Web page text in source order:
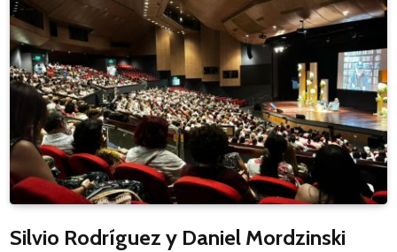
Silvio Rodríguez y Daniel Mordzinski